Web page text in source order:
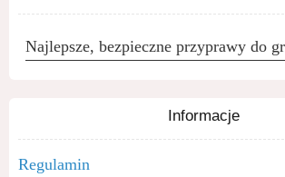
Najlepsze, bezpieczne przyprawy do
Informacje
Regulamin